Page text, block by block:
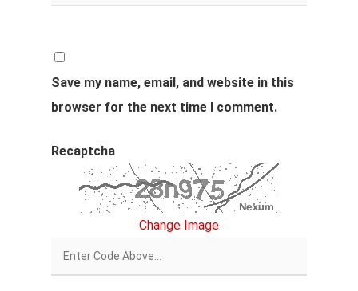
Save my name, email, and website in this
browser for the next time I comment.
Recaptcha
Change Image